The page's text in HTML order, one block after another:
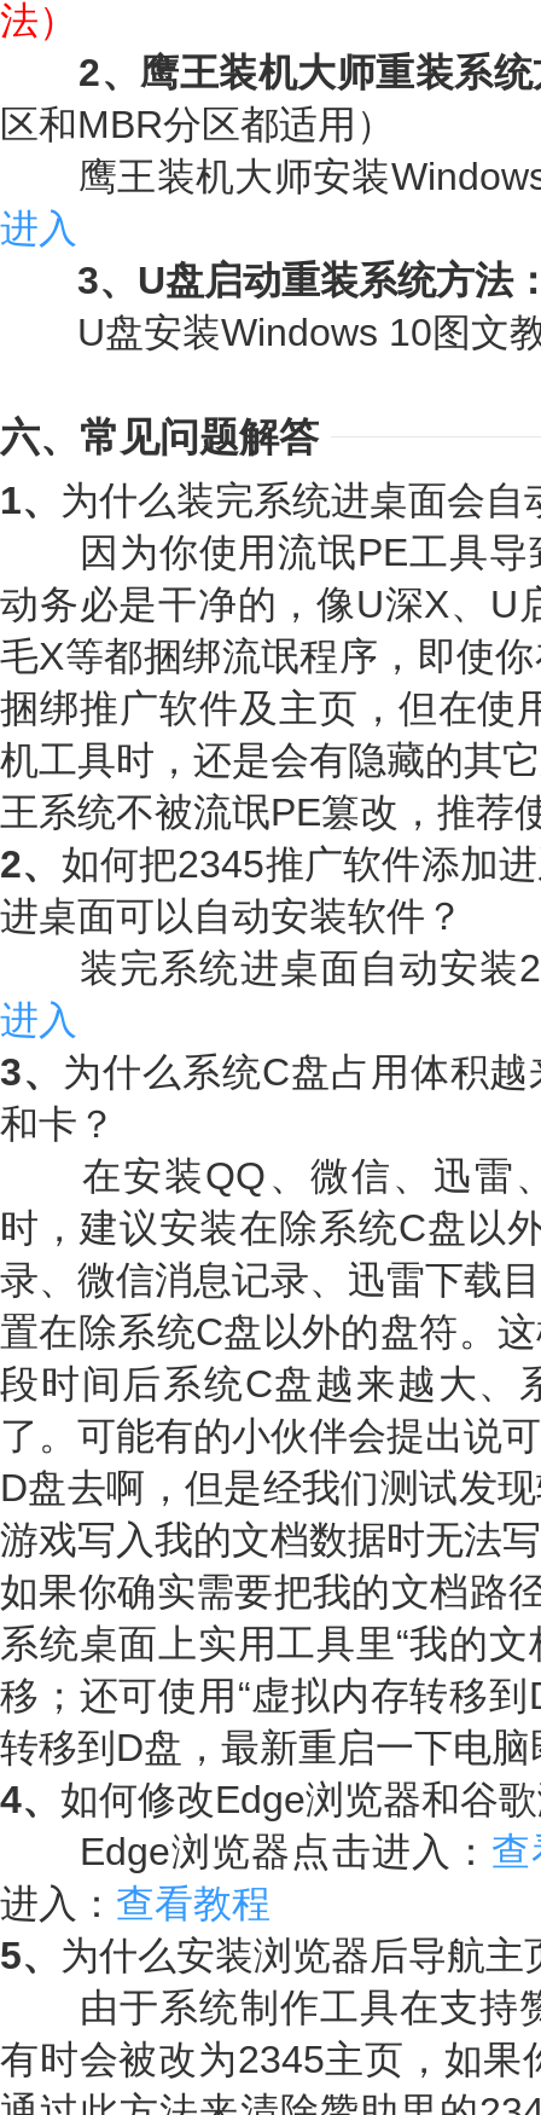
法）
2、鹰王装机大师重装系
区和MBR分区都适用）
鹰王装机大师安装
进入
3、U盘启动重装系统方法
U盘安装Windows 10图文
六、常见问题解答
1、 为什么装完系统进桌面会
因为你使用流氓PE工具导
动务必是干净的，像U深X、U
毛X等都捆绑流氓程序，即使
捆绑推广软件及主页，但在使
机工具时，还是会有隐藏的其
王系统不被流氓PE篡改，推荐
2、 如何把2345推广软件添加
进桌面可以自动安装软件？
装完系统进桌面自动安装
进入
3、 为什么系统C盘占用体积
和卡？
在安装QQ、微信、迅雷
时，建议安装在除系统C盘以
录、微信消息记录、迅雷下载
置在除系统C盘以外的盘符。
段时间后系统C盘越来越大、
了。可能有的小伙伴会提出说
D盘去啊，但是经我们测试发
游戏写入我的文档数据时无法
如果你确实需要把我的文档路
系统桌面上实用工具里“我的
移；还可使用“虚拟内存转移
转移到D盘，最新重启一下电脑
4、 如何修改Edge浏览器和谷
Edge浏览器点击进入： 查
进入： 查看教程
5、 为什么安装浏览器后导航
由于系统制作工具在支持
有时会被改为2345主页，如